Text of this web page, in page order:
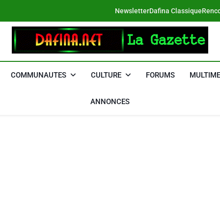
NewsletterDafina Classique
DAFINA
COMMUNAUTES CULTURE FORUMS
ANNONCES